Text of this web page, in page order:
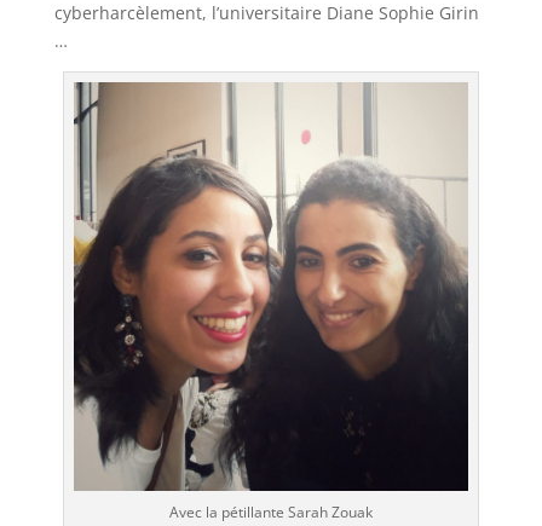
cyberharcèlement, l’universitaire Diane Sophie Girin
…
Avec la pétillante Sarah Zouak